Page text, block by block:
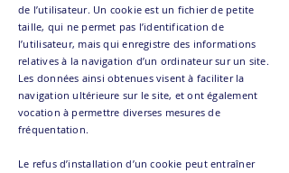
de l’utilisateur. Un cookie est un fichier de petite
taille, qui ne permet pas l’identification de
l’utilisateur, mais qui enregistre des informations
relatives à la navigation d’un ordinateur sur un site.
Les données ainsi obtenues visent à faciliter la
navigation ultérieure sur le site, et ont également
vocation à permettre diverses mesures de
fréquentation.
Le refus d’installation d’un cookie peut entraîner